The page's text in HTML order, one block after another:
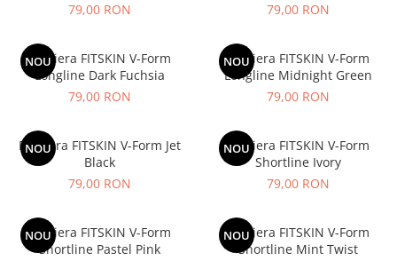
79,00 RON
79,00 RON
NOU
Bustiera FITSKIN V-Form
Longline Dark Fuchsia
79,00 RON
NOU
Bustiera FITSKIN V-Form
Longline Midnight Green
79,00 RON
NOU
Bustiera FITSKIN V-Form Jet
Black
79,00 RON
NOU
Bustiera FITSKIN V-Form
Shortline Ivory
79,00 RON
NOU
Bustiera FITSKIN V-Form
Shortline Pastel Pink
NOU
Bustiera FITSKIN V-Form
Shortline Mint Twist